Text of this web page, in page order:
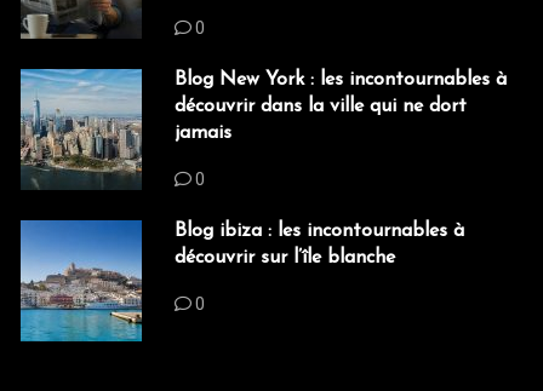
0
Blog New York : les incontournables à
découvrir dans la ville qui ne dort
jamais
0
Blog ibiza : les incontournables à
découvrir sur l’île blanche
0